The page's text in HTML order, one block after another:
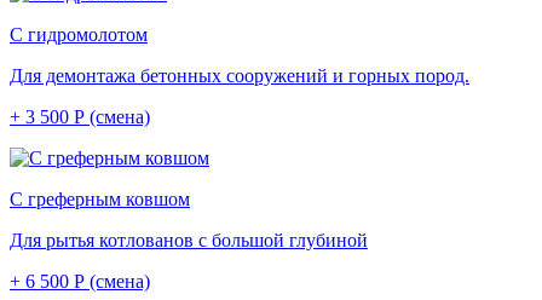
С гидромолотом
Для демонтажа бетонных сооружений и горных пород.
+ 3 500 Р (смена)
С греферным ковшом
Для рытья котлованов с большой глубиной
+ 6 500 Р (смена)